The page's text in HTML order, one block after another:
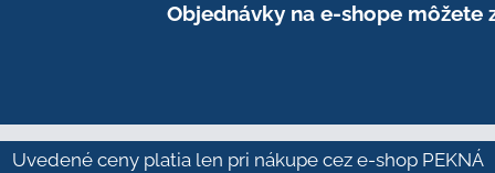
Objednávky na e-shope môžete
Uvedené ceny platia len pri nákupe cez e-shop PEKNÁ